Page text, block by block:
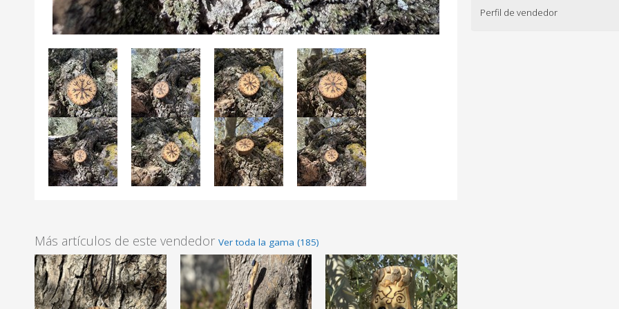
Más artículos de este vendedor Ver toda la gama (185)
Perfil de vendedor